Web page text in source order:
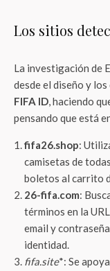
Los sitios
La investigación de
desde el diseño y
FIFA ID, haciendo
pensando que está
fifa26.shop:
camisetas de
boletos al carrito
26-fifa.com:
términos en la
email y
identidad.
fifa.site*: Se